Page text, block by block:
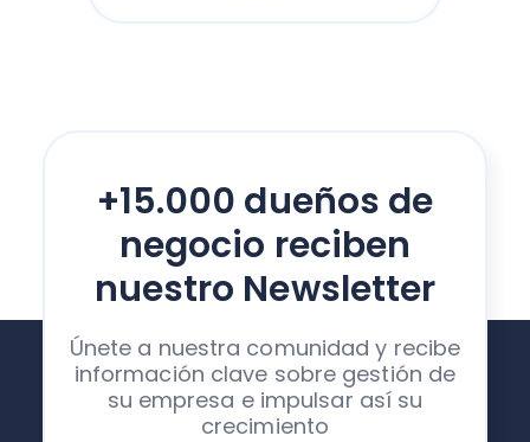
+15.000 dueños de
negocio reciben
nuestro Newsletter
Únete a nuestra comunidad y recibe
información clave sobre gestión de
su empresa e impulsar así su
crecimiento